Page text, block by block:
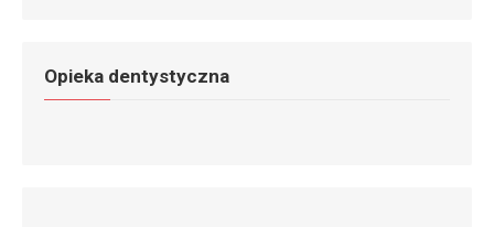
Opieka dentystyczna